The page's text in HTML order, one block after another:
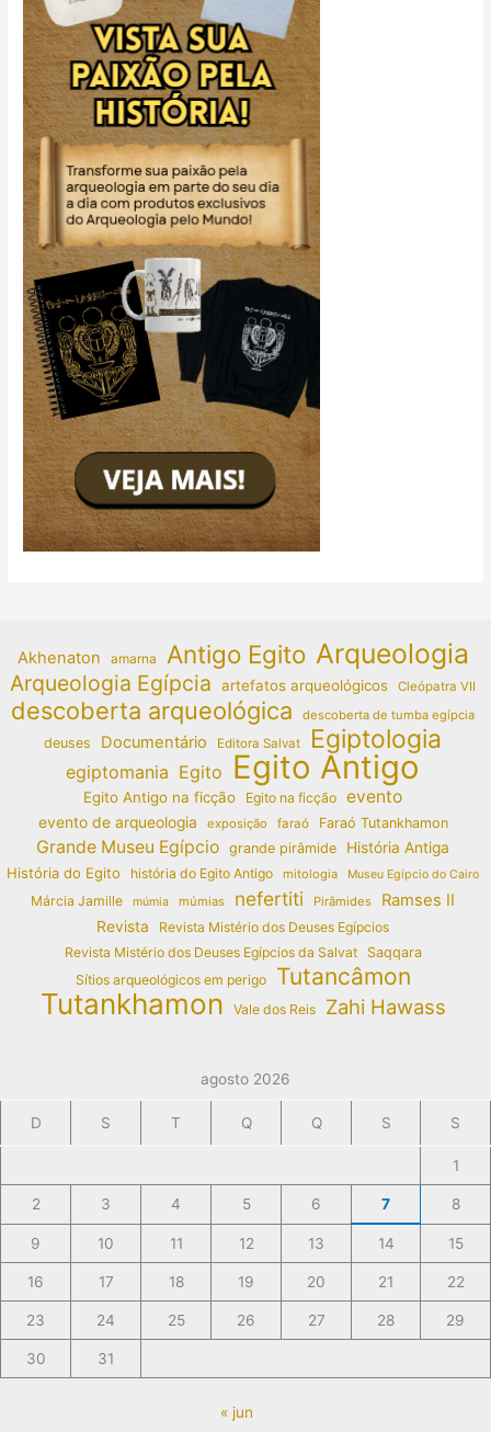
Akhenaton amarna Antigo Egito Arqueologia
Arqueologia Egípcia artefatos arqueológicos Cleópatra VII
descoberta arqueológica descoberta de tumba egípcia
deuses Documentário Editora Salvat Egiptologia
egiptomania Egito Egito Antigo
Egito Antigo na ficção Egito na ficção evento
evento de arqueologia exposição faraó Faraó Tutankhamon
Grande Museu Egípcio grande pirâmide
História Antiga
História do Egito
história do Egito Antigo mitologia Museu Egípcio do Cairo
Márcia Jamille múmia múmias nefertiti Pirâmides Ramses II
Revista
Revista Mistério dos Deuses Egípcios
Revista Mistério dos Deuses Egípcios da Salvat
Saqqara
Sítios arqueológicos em perigo
Tutancâmon
Tutankhamon Vale dos Reis Zahi Hawass
agosto 2026
D S T Q Q S S
1
2 3 4 5 6 7 8
9 10 11 12 13 14 15
16 17 18 19 20 21 22
23 24 25 26 27 28 29
30 31
« jun